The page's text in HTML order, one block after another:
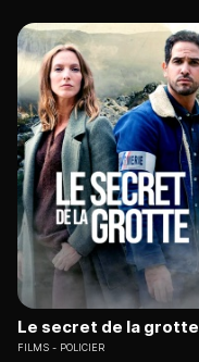
Le secret de la grotte
FILMS POLICIER